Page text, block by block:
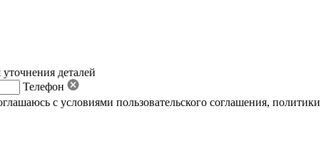
деталей
Телефон
с условиями пользовательского соглашения,